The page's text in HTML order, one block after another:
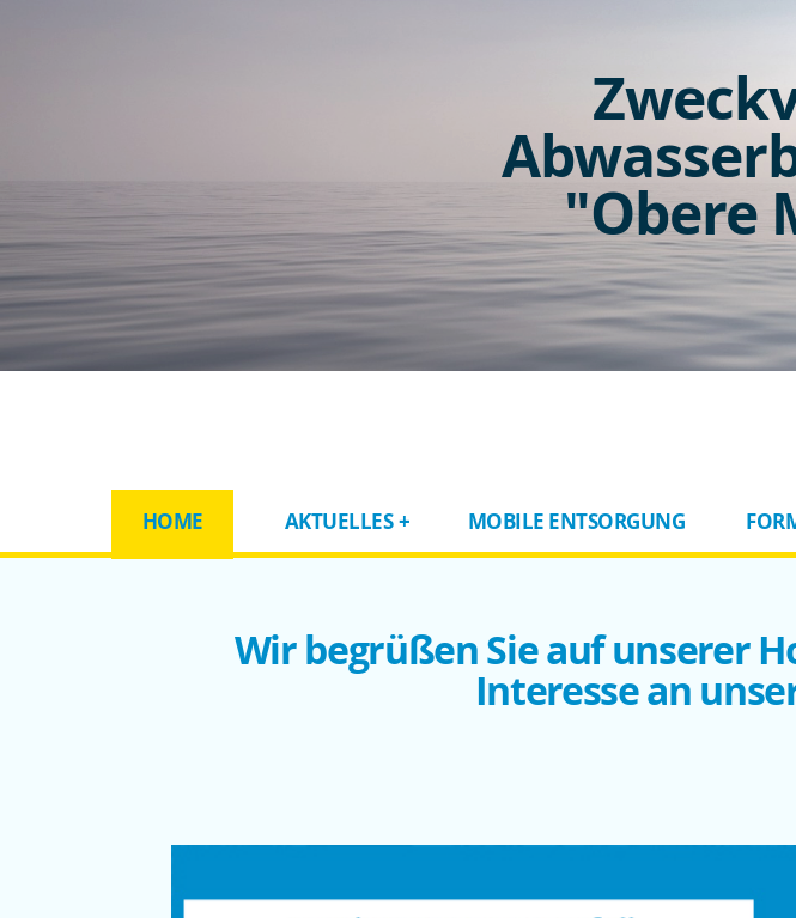
"Obere
HOME AKTUELLES MOBILE ENTSORGUNG
Wir begrüßen Sie auf unserer
Interesse an